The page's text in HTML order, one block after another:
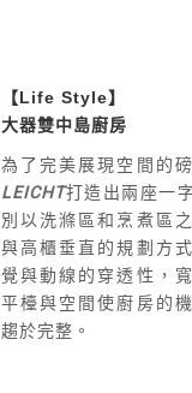
【Life Style】
大器雙中島廚房
為了完美展現空間的
LEICHT打造出兩座一
別以洗滌區和烹煮區
與高櫃垂直的規劃方
覺與動線的穿透性，
平檯與空間使廚房的
趨於完整。